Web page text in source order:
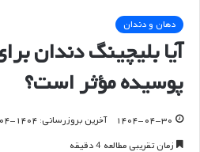
دهان و دندان
آیا بلیچینگ دندان
پوسیده مؤثر است؟
۱۴۰۴-۰۴-۳۰ آخرین بروزرسانی: ۱۴۰۴-۰۴-۳۰
زمان تقریبی مطالعه 4 دقیقه